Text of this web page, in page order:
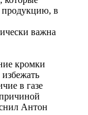
продукцию, в
важна
кромки
в газе
Антон